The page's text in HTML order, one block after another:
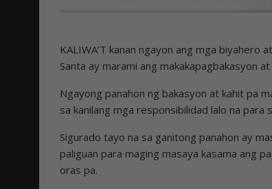
KALIWA’T kanan ngayon ang mga biyahero
Santa ay marami ang makakapagbakasyon
Ngayong panahon ng bakasyon at kahit pa
sa kanilang mga responsibilidad lalo na para
Sigurado tayo na sa ganitong panahon ay
paliguan para maging masaya kasama ang
oras pa.